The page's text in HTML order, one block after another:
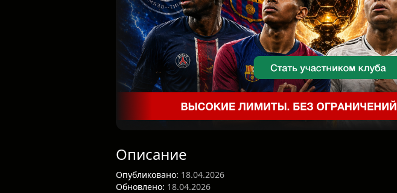
Описание
Опубликовано: 18.04.2026
Обновлено: 18.04.2026